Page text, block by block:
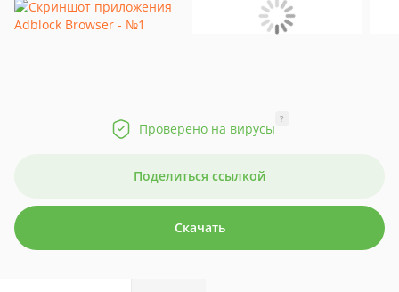
Проверено на вирусы
?
Поделиться ссылкой
Скачать